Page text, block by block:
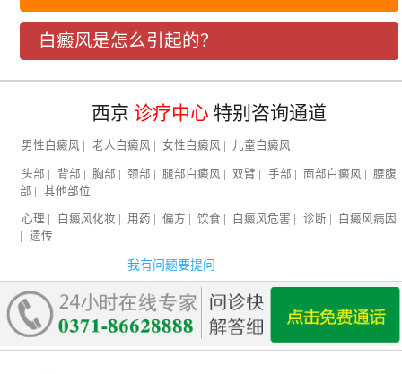
白癜风是怎么引起的？
西京 诊疗中心 特别咨询通道
男性白癜风 老人白癜风 女性白癜风 儿童白癜风
头部 | 背部 | 胸部 | 颈部 | 腿部白癜风 | 双臂 | 手部 | 面部白癜风 | 腰腹
部 | 其他部位
心理 白癜风化妆 用药 偏方 饮食 白癜风危害 诊断
白癜风病因
遗传
我有问题要提问